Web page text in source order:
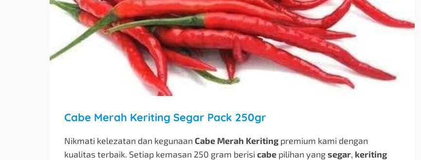
Cabe Merah Keriting Segar Pack 250gr
Nikmati kelezatan dan kegunaan Cabe Merah Keritingpremium kami dengan
kualitas terbaik. Setiap kemasan 250 gram berisi cabe pilihan yangsegar, keriting